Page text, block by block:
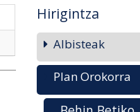
Hirigintza
Albisteak
Plan Orokorra